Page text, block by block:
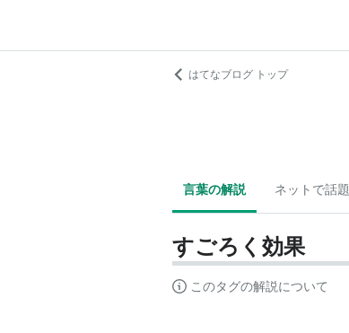
はてなブログ トップ
言葉の解説 ネットで話題
すごろく効果
このタグの解説について